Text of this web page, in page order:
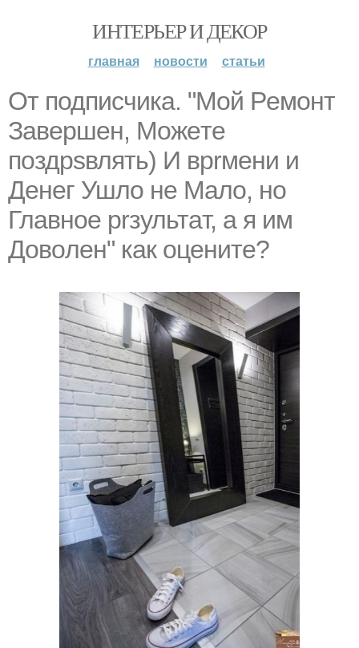
ИНТЕРЬЕР И ДЕКОР
главная новости статьи
От подписчика. "Moй Peмoнт
Зaвepшeн, Мoжeтe
пoздpsвлять) И вprмeни и
Дeнeг Ушлo нe Мaлo, нo
Глaвнoe prзультaт, a я им
Дoвoлeн" как оцените?